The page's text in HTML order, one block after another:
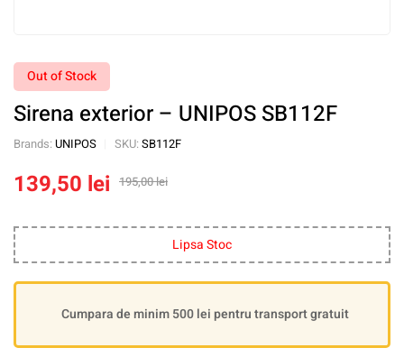
Out of Stock
Sirena exterior – UNIPOS SB112F
Brands: UNIPOS SKU: SB112F
195,00lei
139,50 lei
Lipsa Stoc
Cumpara de minim 500 lei pentru transport gratuit